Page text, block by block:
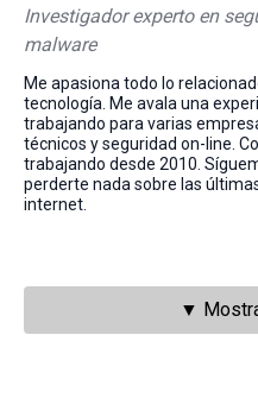
Investigador experto en
malware
Me apasiona todo lo
tecnología. Me avala una
trabajando para varias
técnicos y seguridad on-line.
trabajando desde 2010.
perderte nada sobre las
internet.
▼